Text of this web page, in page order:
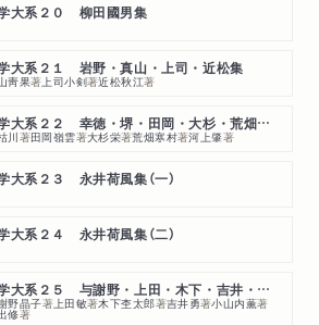
大系２０ 柳田國男集
大系２１ 岩野・真山・上司・近松集
靑果著上司小剣著近松秋江著
現代日本文学大系２２ 幸徳・堺・田岡・大杉・荒畑・河上集
川著田岡嶺雲著大杉栄著荒畑寒村著河上肇著
大系２３ 永井荷風集（一）
大系２４ 永井荷風集（二）
現代日本文学大系２５ 与謝野・上田・木下・吉井・小山内・長田
野晶子著上田敏著木下杢太郎著吉井勇著小山内薫著
修著